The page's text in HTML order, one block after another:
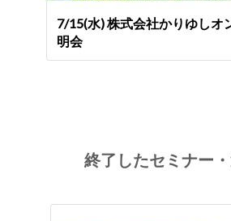
7/15(水) 株式会社かりゆしオ
明会
終了したセミナー